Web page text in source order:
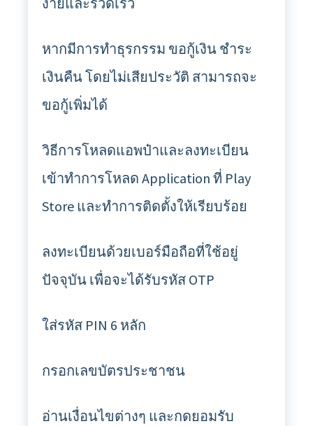
หากมีการทำธุรกรรม ขอกู้เงิน ชำระ
เงินคืน โดยไม่เสียประวัติ สามารถจะ
ขอกู้เพิ่มได้
วิธีการโหลดแอพป๋าและลงทะเบียน
เข้าทำการโหลด Application ที่ Play
Store และทำการติดตั้งให้เรียบร้อย
ลงทะเบียนด้วยเบอร์มือถือที่ใช้อยู่
ปัจจุบัน เพื่อจะได้รับรหัส OTP
ใส่รหัส PIN 6 หลัก
กรอกเลขบัตรประชาชน
อ่านเงื่อนไขต่างๆ และกดยอมรับ